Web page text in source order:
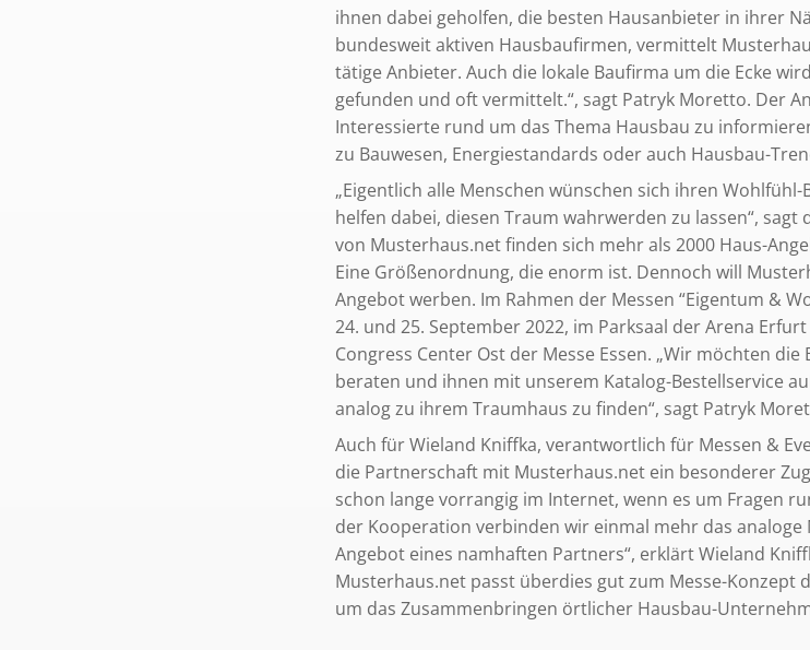
ihnen dabei geholfen, die besten Hausanbieter in ihrer
bundesweit aktiven Hausbaufirmen, vermittelt
tätige Anbieter. Auch die lokale Baufirma um die Ecke
gefunden und oft vermittelt.“, sagt Patryk Moretto. Der
Interessierte rund um das Thema Hausbau zu
zu Bauwesen, Energiestandards oder auch Hausbau-
„Eigentlich alle Menschen wünschen sich ihren
helfen dabei, diesen Traum wahrwerden zu lassen“, sagt
von Musterhaus.net finden sich mehr als 2000 Haus-
Eine Größenordnung, die enorm ist. Dennoch will
Angebot werben. Im Rahmen der Messen “Eigentum &
24. und 25. September 2022, im Parksaal der Arena
Congress Center Ost der Messe Essen. „Wir möchten
beraten und ihnen mit unserem Katalog-Bestellservice
analog zu ihrem Traumhaus zu finden“, sagt Patryk
Auch für Wieland Kniffka, verantwortlich für Messen &
die Partnerschaft mit Musterhaus.net ein besonderer
schon lange vorrangig im Internet, wenn es um Fragen
der Kooperation verbinden wir einmal mehr das analoge
Angebot eines namhaften Partners“, erklärt Wieland
Musterhaus.net passt überdies gut zum Messe-Konzept
um das Zusammenbringen örtlicher Hausbau-